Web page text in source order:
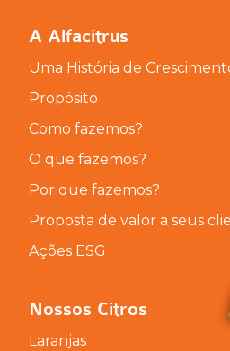
A Alfacitrus
Uma História de
Propósito
Como fazemos?
O que fazemos?
Por que fazemos?
Proposta de valor a seus
Ações ESG
Nossos Citros
Laranjas